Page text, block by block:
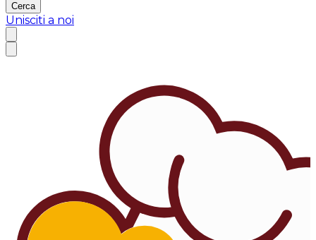
Cerca
Unisciti a noi